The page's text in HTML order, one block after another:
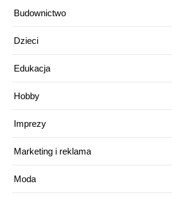
Budownictwo
Dzieci
Edukacja
Hobby
Imprezy
Marketing i reklama
Moda